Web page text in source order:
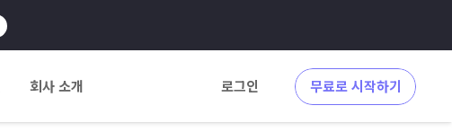
회사 소개 로그인 무료로 시작하기